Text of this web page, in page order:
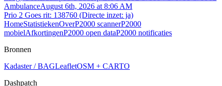
AmbulanceAugust 6th, 2026 at 8:06 AM
Prio 2 Goes rit: 138760 (Directe inzet: ja)
HomeStatistiekenOverP2000 scannerP2000
mobielAfkortingenP2000 open dataP2000 notificaties
Bronnen
Kadaster / BAGLeafletOSM + CARTO
Dashpatch